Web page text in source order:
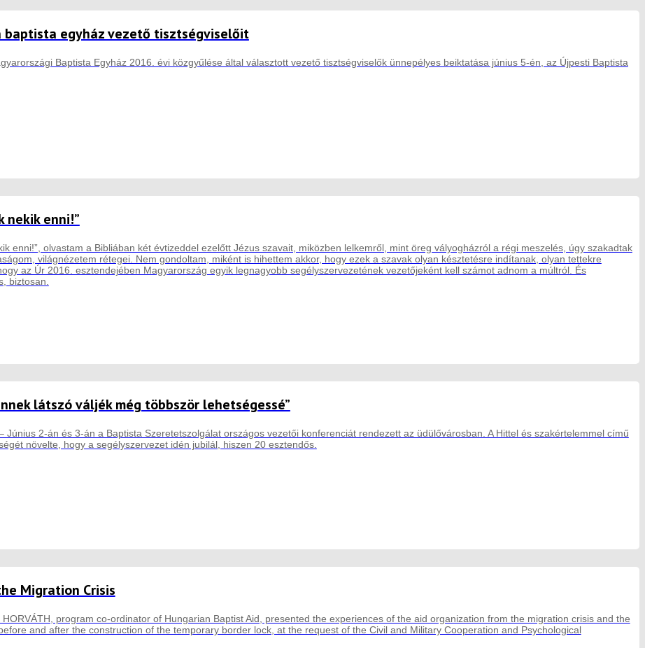
baptista egyház vezető tisztségviselőit
Baptista Egyház 2016. évi közgyűlése által választott vezető tisztségviselők ünnepélyes beiktatása június 5-én, az Újpesti Baptista
nekik enni!”
enni!”, olvastam a Bibliában két évtizeddel ezelőtt Jézus szavait, miközben lelkemről, mint öreg vályogházról a régi meszelés, úgy szakadtak
világnézetem rétegei. Nem gondoltam, miként is hihettem akkor, hogy ezek a szavak olyan késztetésre indítanak, olyan tettekre
az Úr 2016. esztendejében Magyarország egyik legnagyobb segélyszervezetének vezetőjeként kell számot adnom a múltról. És
biztosan.
látszó váljék még többször lehetségessé”
Június 2-án és 3-án a Baptista Szeretetszolgálat országos vezetői konferenciát rendezett az üdülővárosban. A Hittel és szakértelemmel című
növelte, hogy a segélyszervezet idén jubilál, hiszen 20 esztendős.
Migration Crisis
program co-ordinator of Hungarian Baptist Aid, presented the experiences of the aid organization from the migration crisis and the
and after the construction of the temporary border lock, at the request of the Civil and Military Cooperation and Psychological